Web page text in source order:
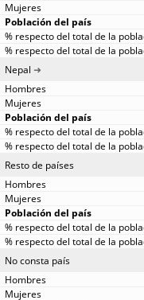
Nepal
Resto de países
No consta país